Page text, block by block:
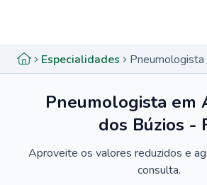
Especialidades
Pneumologista em
dos Búzios -
Aproveite os valores reduzidos e
consulta.